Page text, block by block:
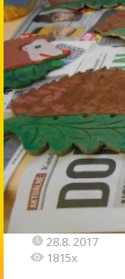
28.8. 2017
1815x